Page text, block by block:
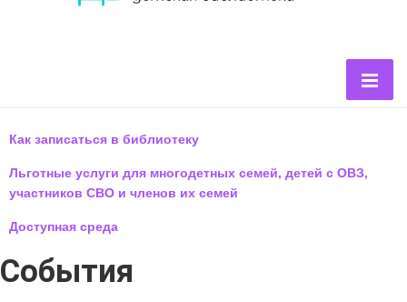
Как записаться в библиотеку
Льготные услуги для многодетных семей, детей с ОВЗ,
участников СВО и членов их семей
Доступная среда
События